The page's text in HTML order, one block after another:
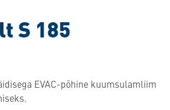
S 185
EVAC-põhine kuumsulamliim